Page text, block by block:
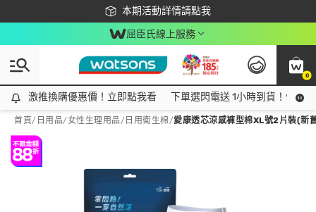
本期活動詳情請點我
下載app最高回饋$350
屈臣氏線上服務
0
激推換購優惠價！立即點我看
激推換購優惠價！立即點我看 下單選閃電送 1小時到貨！領神
首頁/ 日用品/女性生理用品/ 日用衛生棉/愛康透芯涼感褲型棉XL號2片裝(新